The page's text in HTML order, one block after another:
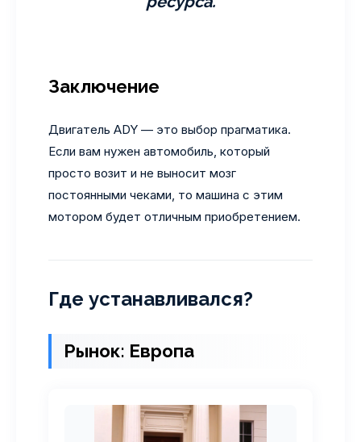
Заключение
Двигатель ADY — это выбор прагматика.
Если вам нужен автомобиль, который
просто возит и не выносит мозг
постоянными чеками, то машина с этим
мотором будет отличным приобретением.
Где устанавливался?
Рынок: Европа